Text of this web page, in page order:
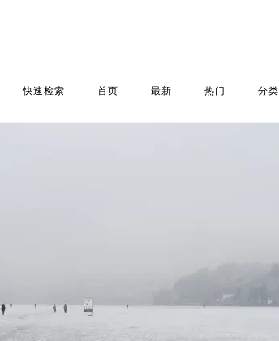
快速检索 首页 最新 热门 分类